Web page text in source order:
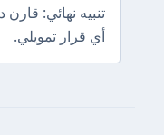
تنبيه نهائي:
أي قرار تمويلي.